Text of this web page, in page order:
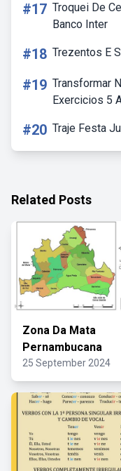
#17 Troquei De
Banco Inter
#18 Trezentos E
#19 Transformar
Exercicios 5
#20 Traje Festa
Related Posts
Zona Da Mata
Pernambucana
25 September 2024